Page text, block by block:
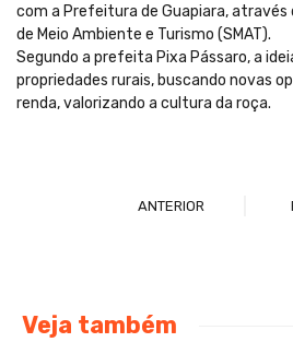
com a Prefeitura de Guapiara, através
de Meio Ambiente e Turismo (SMAT).
Segundo a prefeita Pixa Pássaro, a
propriedades rurais, buscando novas
renda, valorizando a cultura da roça.
ANTERIOR
Veja também